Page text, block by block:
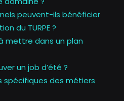
peuvent-ils bénéficier
du TURPE ?
mettre dans un plan
un job d’été ?
spécifiques des métiers